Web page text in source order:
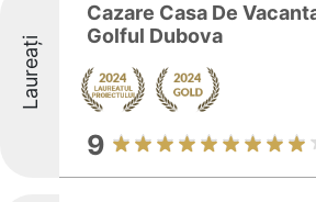
Laureați
Cazare Casa De
Golful Dubova
9